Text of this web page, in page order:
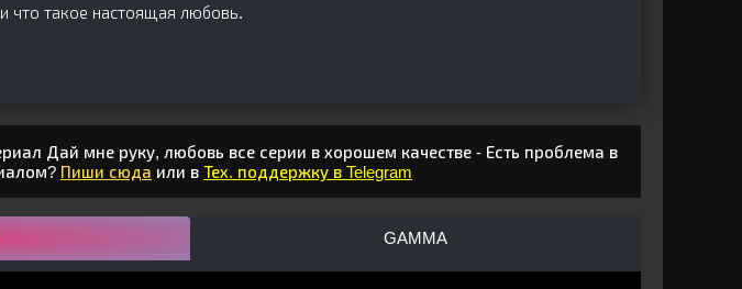
что такое настоящая любовь.
Дай мне руку, любовь все серии в хорошем качестве - Есть проблема в
Пиши сюда или в Тех. поддержку в Telegram
GAMMA